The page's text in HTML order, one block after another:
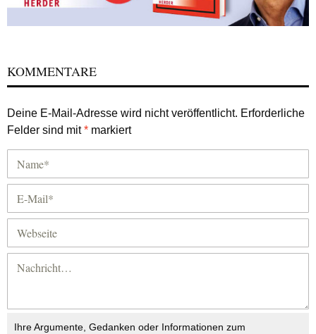
KOMMENTARE
Deine E-Mail-Adresse wird nicht veröffentlicht. Erforderliche
Felder sind mit* markiert
Ihre Argumente, Gedanken oder Informationen zum